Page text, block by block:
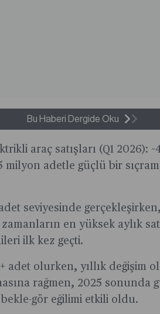
Bu Haberi Dergide Oku
araç satışları (Q1 2026):
milyon adetle güçlü bir
seviyesinde
en yüksek aylık
ilk kez geçti.
adet olurken, yıllık değişim
rağmen, 2025 sonunda
gör eğilimi etkili oldu.